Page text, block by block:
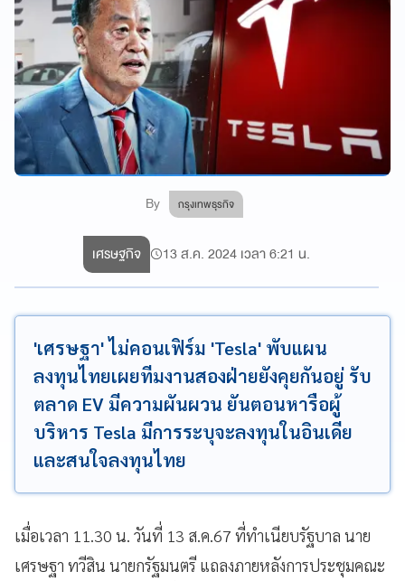
By กรุงเทพธุรกิจ
เศรษฐกิจ 13 ส.ค. 2024 เวลา 6:21 น.
'เศรษฐา' ไม่คอนเฟิร์ม 'Tesla' พับแผน
ลงทุนไทยเผยทีมงานสองฝ่ายยังคุยกันอยู่ รับ
ตลาด EV มีความผันผวน ยันตอนหารือผู้
บริหาร Tesla มีการระบุจะลงทุนในอินเดีย
และสนใจลงทุนไทย
เมื่อเวลา 11.30 น. วันที่ 13 ส.ค.67 ที่ทำเนียบรัฐบาล นาย
เศรษฐา ทวีสิน นายกรัฐมนตรี แถลงภายหลังการประชุมคณะ